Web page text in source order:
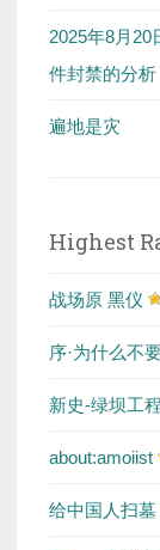
2025年8月20
件封禁的分析
遍地是灾
Highest
战场原 黑仪
序·为什么不
新史-绿坝工程
about:amoiist
给中国人扫墓